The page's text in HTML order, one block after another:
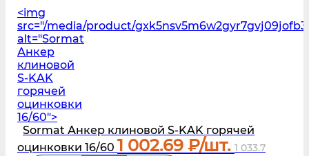
<img
src="/media/product/
alt="Sormat
Анкер
клиновой
S‑KAK
горячей
оцинковки
16/60">
Sormat Анкер клиновой S‑KAK горячей
оцинковки 16/60 1 002.69 ₽/шт. 1 033.7